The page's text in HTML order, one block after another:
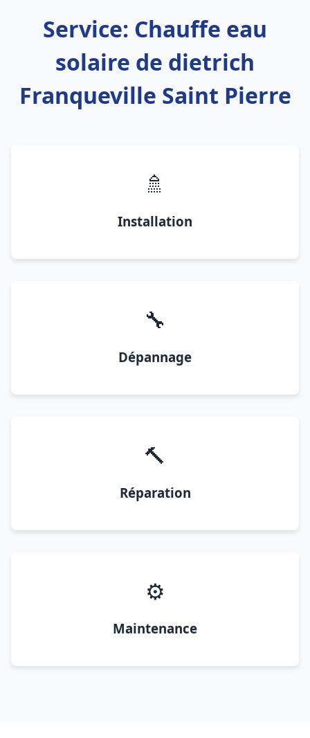
Service: Chauffe eau
solaire de dietrich
Franqueville Saint Pierre
🚿
Installation
🔧
Dépannage
🔨
Réparation
⚙️
Maintenance